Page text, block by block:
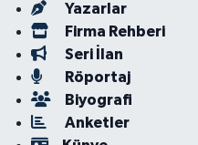
Yazarlar
Firma Rehberi
Seri İlan
Röportaj
Biyografi
Anketler